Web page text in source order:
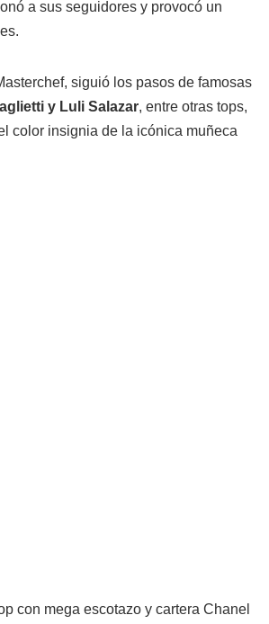
a sus seguidores y provocó un
siguió los pasos de famosas
y Luli Salazar, entre otras tops,
color insignia de la icónica muñeca
con mega escotazo y cartera Chanel